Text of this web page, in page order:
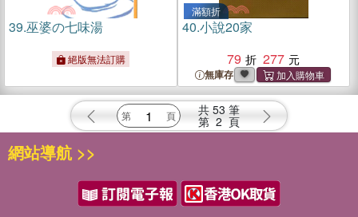
39.巫婆の七味湯
絕版無法訂購
滿額折
40.小說20家
79
277
無庫存
共 53 筆
第 2 頁
網站導航 >>